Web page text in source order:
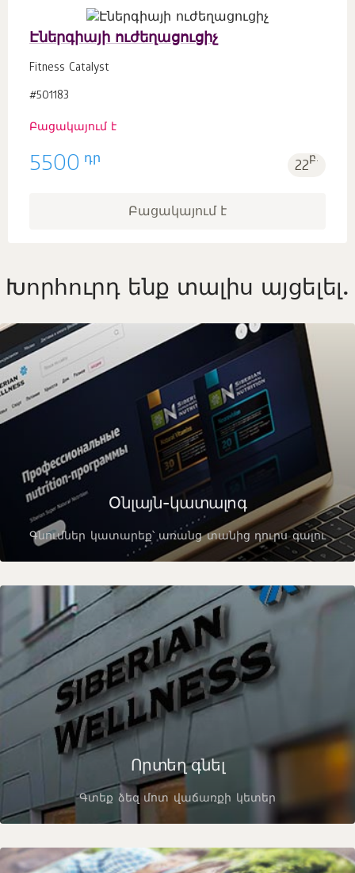
Էներգիայի ուժեղացուցիչ
Fitness Catalyst
#501183
Բացակայում է
5500 դր 22բ.
Բացակայում է
Խորհուրդ ենք տալիս այցելել.
Օնլայն-կատալոգ
Գնումներ կատարեք՝ առանց տանից դուրս գալու
Որտեղ գնել
Գտեք ձեզ մոտ վաճառքի կետեր